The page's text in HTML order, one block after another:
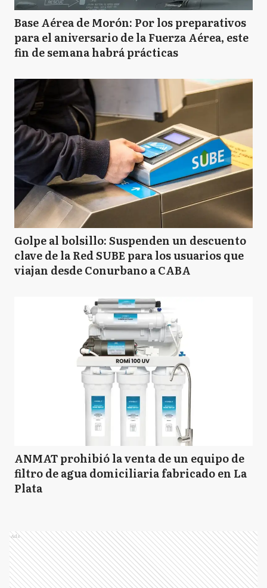
J Junín
LN Leandro N Alem
L Lincoln
P Pehuajó
R Rivadavia
Trenque Lauquen
Ayacucho
Balcarce
C Castelli
D Dolores
Base Aérea de Morón: Por los preparativos
para el aniversario de la Fuerza Aérea, este
fin de semana habrá prácticas
Golpe al bolsillo: Suspenden un descuento
clave de la Red SUBE para los usuarios que
viajan desde Conurbano a CABA
ANMAT prohibió la venta de un equipo de
filtro de agua domiciliaria fabricado en La
Plata
Ads